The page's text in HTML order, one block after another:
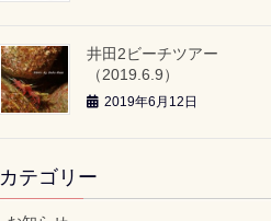
井田2ビーチツアー
（2019.6.9）
2019年6月12日
カテゴリー